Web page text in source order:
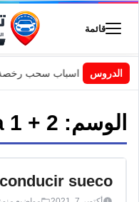
قائمة
الدروسالسويد | اسباب سحب رخصة
الوسم: 1 + 2
sueco